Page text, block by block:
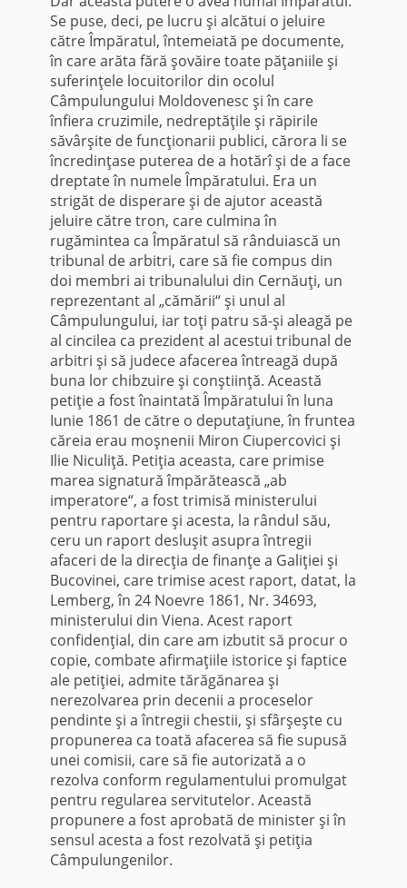
Se puse, deci, pe lucru şi alcătui o jeluire
către Împăratul, întemeiată pe documente,
în care arăta fără şovăire toate păţaniile şi
suferinţele locuitorilor din ocolul
Câmpulungului Moldovenesc şi în care
înfiera cruzimile, nedreptăţile şi răpirile
săvârşite de funcţionarii publici, cărora li se
încredinţase puterea de a hotărî şi de a face
dreptate în numele Împăratului. Era un
strigăt de disperare şi de ajutor această
jeluire către tron, care culmina în
rugămintea ca Împăratul să rânduiască un
tribunal de arbitri, care să fie compus din
doi membri ai tribunalului din Cernăuţi, un
reprezentant al „cămării“ şi unul al
Câmpulungului, iar toţi patru să-şi aleagă pe
al cincilea ca prezident al acestui tribunal de
arbitri şi să judece afacerea întreagă după
buna lor chibzuire şi conştiinţă. Această
petiţie a fost înaintată Împăratului în luna
Iunie 1861 de către o deputaţiune, în fruntea
căreia erau moşnenii Miron Ciupercovici şi
Ilie Niculiţă. Petiţia aceasta, care primise
marea signatură împărătească „ab
imperatore“, a fost trimisă ministerului
pentru raportare şi acesta, la rândul său,
ceru un raport desluşit asupra întregii
afaceri de la direcţia de finanţe a Galiţiei şi
Bucovinei, care trimise acest raport, datat, la
Lemberg, în 24 Noevre 1861, Nr. 34693,
ministerului din Viena. Acest raport
confidenţial, din care am izbutit să procur o
copie, combate afirmaţiile istorice şi faptice
ale petiţiei, admite tărăgănarea şi
nerezolvarea prin decenii a proceselor
pendinte şi a întregii chestii, şi sfârşeşte cu
propunerea ca toată afacerea să fie supusă
unei comisii, care să fie autorizată a o
rezolva conform regulamentului promulgat
pentru regularea servitutelor. Această
propunere a fost aprobată de minister şi în
sensul acesta a fost rezolvată şi petiţia
Câmpulungenilor.